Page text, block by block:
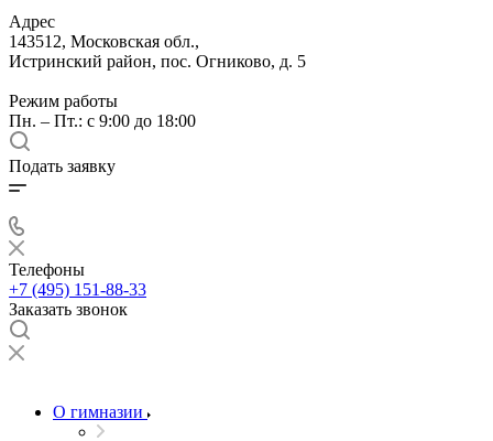
Адрес
143512, Московская обл.,
Истринский район, пос. Огниково, д. 5
Режим работы
Пн. – Пт.: с 9:00 до 18:00
Подать заявку
Телефоны
+7 (495) 151-88-33
Заказать звонок
О гимназии